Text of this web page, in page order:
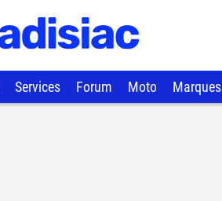
Services Forum Moto Marques